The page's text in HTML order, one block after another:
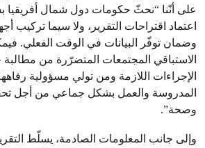
على أنّنا “نحثّ حكومات دول شمال
اعتماد اقتراحات التقرير، ولا سيما تركيب
وضمان توفّر البيانات في الوقت الفعلي.
الاستباقي المجتمعات المتضرّرة من مطالبة
الإجراءات اللازمة ومن تولي مسؤولية
المدروسة والعمل بشكل جماعي من أجل
وصحة”.
وإلى جانب المعلومات الصادمة، يسلّط